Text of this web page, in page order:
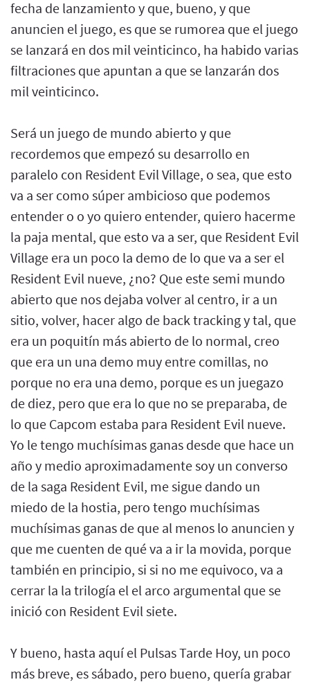
fecha de lanzamiento y que, bueno, y que
anuncien el juego, es que se rumorea que el juego
se lanzará en dos mil veinticinco, ha habido varias
filtraciones que apuntan a que se lanzarán dos
mil veinticinco.
Será un juego de mundo abierto y que
recordemos que empezó su desarrollo en
paralelo con Resident Evil Village, o sea, que esto
va a ser como súper ambicioso que podemos
entender o o yo quiero entender, quiero hacerme
la paja mental, que esto va a ser, que Resident Evil
Village era un poco la demo de lo que va a ser el
Resident Evil nueve, ¿no? Que este semi mundo
abierto que nos dejaba volver al centro, ir a un
sitio, volver, hacer algo de back tracking y tal, que
era un poquitín más abierto de lo normal, creo
que era un una demo muy entre comillas, no
porque no era una demo, porque es un juegazo
de diez, pero que era lo que no se preparaba, de
lo que Capcom estaba para Resident Evil nueve.
Yo le tengo muchísimas ganas desde que hace un
año y medio aproximadamente soy un converso
de la saga Resident Evil, me sigue dando un
miedo de la hostia, pero tengo muchísimas
muchísimas ganas de que al menos lo anuncien y
que me cuenten de qué va a ir la movida, porque
también en principio, si si no me equivoco, va a
cerrar la la trilogía el el arco argumental que se
inició con Resident Evil siete.
Y bueno, hasta aquí el Pulsas Tarde Hoy, un poco
más breve, es sábado, pero bueno, quería grabar